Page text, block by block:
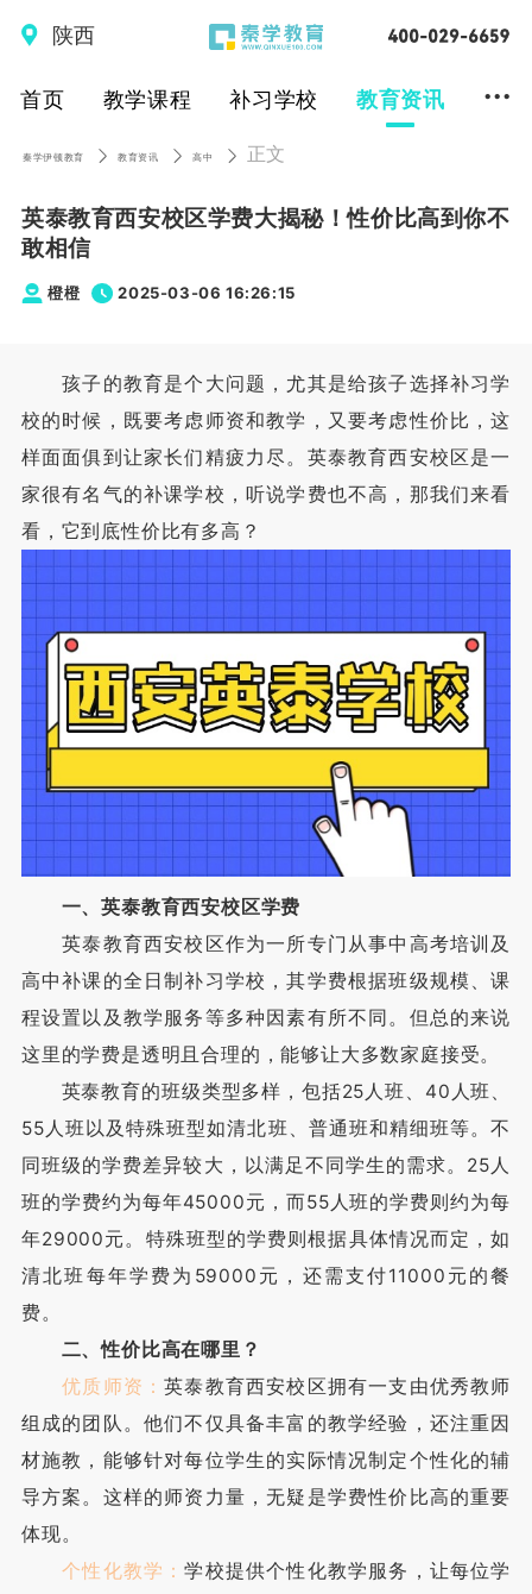
陕西
首页 教学课程 补习学校 教育资讯 ...
秦学伊顿教育 教育资讯 高中 正文
英泰教育西安校区学费大揭秘！性价比高到你不
敢相信
橙橙 2025-03-06 16:26:15
孩子的教育是个大问题，尤其是给孩子选择补习学
校的时候，既要考虑师资和教学，又要考虑性价比，这
样面面俱到让家长们精疲力尽。英泰教育西安校区是一
家很有名气的补课学校，听说学费也不高，那我们来看
看，它到底性价比有多高？
一、英泰教育西安校区学费
英泰教育西安校区作为一所专门从事中高考培训及
高中补课的全日制补习学校，其学费根据班级规模、课
程设置以及教学服务等多种因素有所不同。但总的来说
这里的学费是透明且合理的，能够让大多数家庭接受。
英泰教育的班级类型多样，包括25人班、40人班、
55人班以及特殊班型如清北班、普通班和精细班等。不
同班级的学费差异较大，以满足不同学生的需求。25人
班的学费约为每年45000元，而55人班的学费则约为每
年29000元。特殊班型的学费则根据具体情况而定，如
清北班每年学费为59000元，还需支付11000元的餐
费。
二、性价比高在哪里？
优质师资：英泰教育西安校区拥有一支由优秀教师
组成的团队。他们不仅具备丰富的教学经验，还注重因
材施教，能够针对每位学生的实际情况制定个性化的辅
导方案。这样的师资力量，无疑是学费性价比高的重要
体现。
个性化教学：学校提供个性化教学服务，让每位学